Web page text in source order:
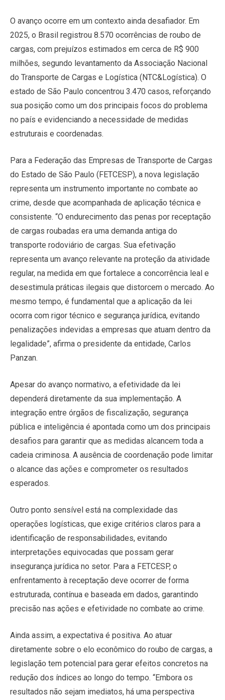
O avanço ocorre em um contexto ainda desafiador. Em
2025, o Brasil registrou 8.570 ocorrências de roubo de
cargas, com prejuízos estimados em cerca de R$ 900
milhões, segundo levantamento da Associação Nacional
do Transporte de Cargas e Logística (NTC&Logística). O
estado de São Paulo concentrou 3.470 casos, reforçando
sua posição como um dos principais focos do problema
no país e evidenciando a necessidade de medidas
estruturais e coordenadas.
Para a Federação das Empresas de Transporte de Cargas
do Estado de São Paulo (FETCESP), a nova legislação
representa um instrumento importante no combate ao
crime, desde que acompanhada de aplicação técnica e
consistente. “O endurecimento das penas por receptação
de cargas roubadas era uma demanda antiga do
transporte rodoviário de cargas. Sua efetivação
representa um avanço relevante na proteção da atividade
regular, na medida em que fortalece a concorrência leal e
desestimula práticas ilegais que distorcem o mercado. Ao
mesmo tempo, é fundamental que a aplicação da lei
ocorra com rigor técnico e segurança jurídica, evitando
penalizações indevidas a empresas que atuam dentro da
legalidade”, afirma o presidente da entidade, Carlos
Panzan.
Apesar do avanço normativo, a efetividade da lei
dependerá diretamente da sua implementação. A
integração entre órgãos de fiscalização, segurança
pública e inteligência é apontada como um dos principais
desafios para garantir que as medidas alcancem toda a
cadeia criminosa. A ausência de coordenação pode limitar
o alcance das ações e comprometer os resultados
esperados.
Outro ponto sensível está na complexidade das
operações logísticas, que exige critérios claros para a
identificação de responsabilidades, evitando
interpretações equivocadas que possam gerar
insegurança jurídica no setor. Para a FETCESP, o
enfrentamento à receptação deve ocorrer de forma
estruturada, contínua e baseada em dados, garantindo
precisão nas ações e efetividade no combate ao crime.
Ainda assim, a expectativa é positiva. Ao atuar
diretamente sobre o elo econômico do roubo de cargas, a
legislação tem potencial para gerar efeitos concretos na
redução dos índices ao longo do tempo. “Embora os
resultados não sejam imediatos, há uma perspectiva